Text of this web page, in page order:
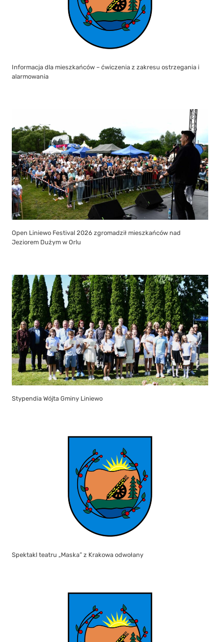
Informacja dla mieszkańców – ćwiczenia z zakresu ostrzegania i
alarmowania
Open Liniewo Festival 2026 zgromadził mieszkańców nad
Jeziorem Dużym w Orlu
Stypendia Wójta Gminy Liniewo
Spektakl teatru „Maska” z Krakowa odwołany